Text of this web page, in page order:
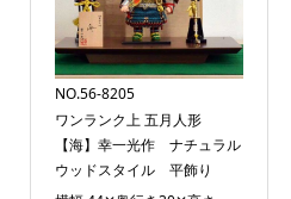
NO.56-8205
ワンランク上 五月人形
【海】幸一光作 ナチュラル
ウッドスタイル 平飾り